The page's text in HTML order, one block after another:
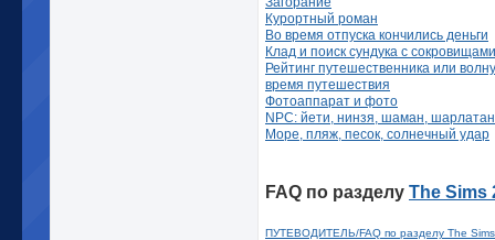
Курортный роман
Во время отпуска кончились деньги
Клад и поиск сундука с сокровищами
Рейтинг путешественника или
время путешествия
Фотоаппарат и фото
NPC: йети, нинзя, шаман, шарлатан,
Море, пляж, песок, солнечный удар
FAQ по разделу The Sims
ПУТЕВОДИТЕЛЬ/FAQ по разделу The Sims